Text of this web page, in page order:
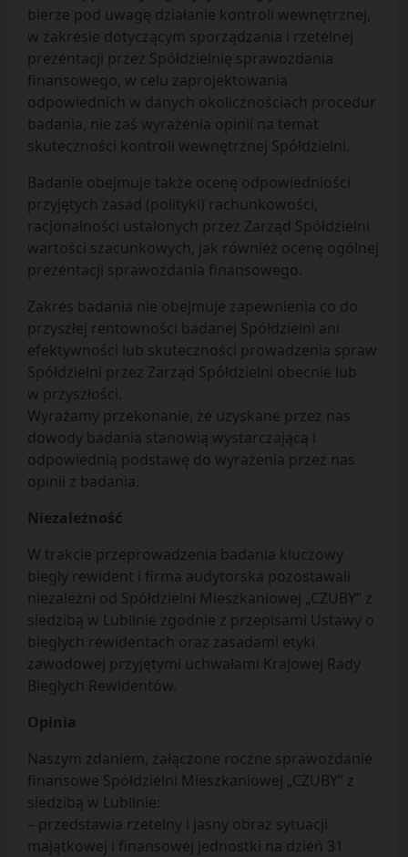
bierze pod uwagę działanie kontroli wewnętrznej,
w zakresie dotyczącym sporządzania i rzetelnej
prezentacji przez Spółdzielnię sprawozdania
finansowego, w celu zaprojektowania
odpowiednich w danych okolicznościach procedur
badania, nie zaś wyrażenia opinii na temat
skuteczności kontroli wewnętrznej Spółdzielni.
Badanie obejmuje także ocenę odpowiedniości
przyjętych zasad (polityki) rachunkowości,
racjonalności ustalonych przez Zarząd Spółdzielni
wartości szacunkowych, jak również ocenę ogólnej
prezentacji sprawozdania finansowego.
Zakres badania nie obejmuje zapewnienia co do
przyszłej rentowności badanej Spółdzielni ani
efektywności lub skuteczności prowadzenia spraw
Spółdzielni przez Zarząd Spółdzielni obecnie lub
w przyszłości.
Wyrażamy przekonanie, że uzyskane przez nas
dowody badania stanowią wystarczającą i
odpowiednią podstawę do wyrażenia przez nas
opinii z badania.
Niezależność
W trakcie przeprowadzenia badania kluczowy
biegły rewident i firma audytorska pozostawali
niezależni od Spółdzielni Mieszkaniowej „CZUBY” z
siedzibą w Lublinie zgodnie z przepisami Ustawy o
biegłych rewidentach oraz zasadami etyki
zawodowej przyjętymi uchwałami Krajowej Rady
Biegłych Rewidentów.
Opinia
Naszym zdaniem, załączone roczne sprawozdanie
finansowe Spółdzielni Mieszkaniowej „CZUBY” z
siedzibą w Lublinie:
– przedstawia rzetelny i jasny obraz sytuacji
majątkowej i finansowej jednostki na dzień 31